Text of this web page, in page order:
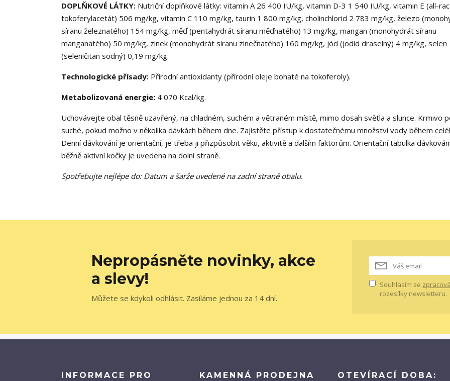
DOPLŇKOVÉ LÁTKY: Nutriční doplňkové látky: vitamin A 26 400 IU/kg, vitamin D-3 1 540 IU/kg, vitamin E (all-
tokoferylacetát) 506 mg/kg, vitamin C 110 mg/kg, taurin 1 800 mg/kg, cholinchlorid 2 783 mg/kg, železo
síranu železnatého) 154 mg/kg, měď (pentahydrát síranu měďnatého) 13 mg/kg, mangan (monohydrát síranu
manganatého) 50 mg/kg, zinek (monohydrát síranu zinečnatého) 160 mg/kg, jód (jodid draselný) 4 mg/kg, selen
(seleničitan sodný) 0,19 mg/kg.
Technologické přísady: Přírodní antioxidanty (přírodní oleje bohaté na tokoferoly).
Metabolizovaná energie: 4 070 Kcal/kg.
Uchovávejte obal těsně uzavřený, na chladném, suchém a větraném místě, mimo dosah světla a slunce. Krmivo
suché, pokud možno v několika dávkách během dne. Zajistěte přístup k dostatečnému množství vody během
Denní dávkování je orientační, je třeba ji přizpůsobit věku, aktivitě a dalším faktorům. Orientační tabulka
běžně aktivní kočky je uvedena na dolní straně.
Spotřebujte nejlépe do: Datum a šarže uvedené na zadní straně obalu.
Nepropásněte novinky, akce
a slevy!
Můžete se kdykoli odhlásit. Zasíláme jednou za 14 dní.
Souhlasím se
rozesílky newsletteru.
INFORMACE PRO
KAMENNÁ PRODEJNA OTEVÍRACÍ DOBA: